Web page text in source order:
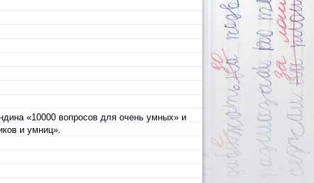
«10000 вопросов для очень умных» и
и умниц».